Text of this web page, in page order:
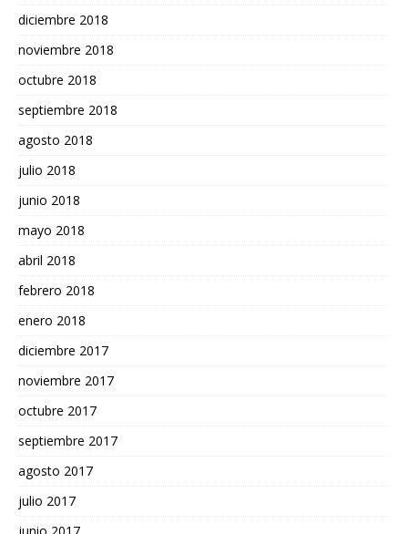
diciembre 2018
noviembre 2018
octubre 2018
septiembre 2018
agosto 2018
julio 2018
junio 2018
mayo 2018
abril 2018
febrero 2018
enero 2018
diciembre 2017
noviembre 2017
octubre 2017
septiembre 2017
agosto 2017
julio 2017